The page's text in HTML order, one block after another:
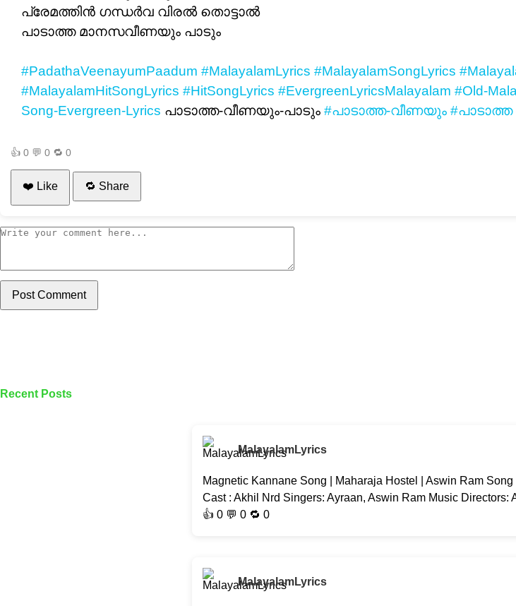
പ്രേമത്തിൻ ഗന്ധർവ വിരൽ തൊട്ടാൽ
പാടാത്ത മാനസവീണയും പാടും
#PadathaVeenayumPaadum #MalayalamLyrics #MalayalamSongLyrics
#MalayalamHitSongLyrics #HitSongLyrics #EvergreenLyricsMalayalam #Old-
Song-Evergreen-Lyrics പാടാത്ത-വീണയും-പാടും #പാടാത്ത-വീണയും #പാടാത്ത
👍 0 💬 0 🔁 0
❤️ Like 🔁 Share
Post Comment
Recent Posts
MalayalamLyrics
Magnetic Kannane Song | Maharaja Hostel | Aswin Ram
Cast : Akhil Nrd Singers: Ayraan, Aswin Ram Music Directors:
👍 0 💬 0 🔁 0
MalayalamLyrics